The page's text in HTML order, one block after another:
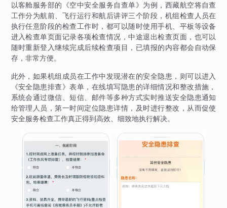
以客舱服务部的《空中安全服务自查单》为例，西藏航空将自查
工作分为航前、飞行运行和航后讲评三个阶段，机组检查人员在
执行任意阶段的检查工作时，都可以随时使用手机、平板等设备
进入检查单页面记录各项检查情况，中途退出检查页面，也可以
随时重新登入继续完成后续检查项目，已填报的内容都会自动保
存，非常方便。
此外，如果机组成员在工作中发现潜在的安全隐患，则可以进入
《安全隐患排查》表单，在线填写隐患的详细情况和整改措施，
系统会通过微信、短信、邮件等多种方式实时推送安全隐患通知
给管理人员，第一时间定位隐患详情，及时进行整改，从而促使
安全服务检查工作真正得到高效、细致地执行解决。